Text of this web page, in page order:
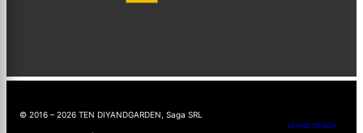
© 2016 – 2026 TEN DIYANDGARDEN, Saga SRL
UI AND DESIGN